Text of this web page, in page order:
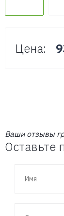
Цена:
Ваши отзывы
Оставьте